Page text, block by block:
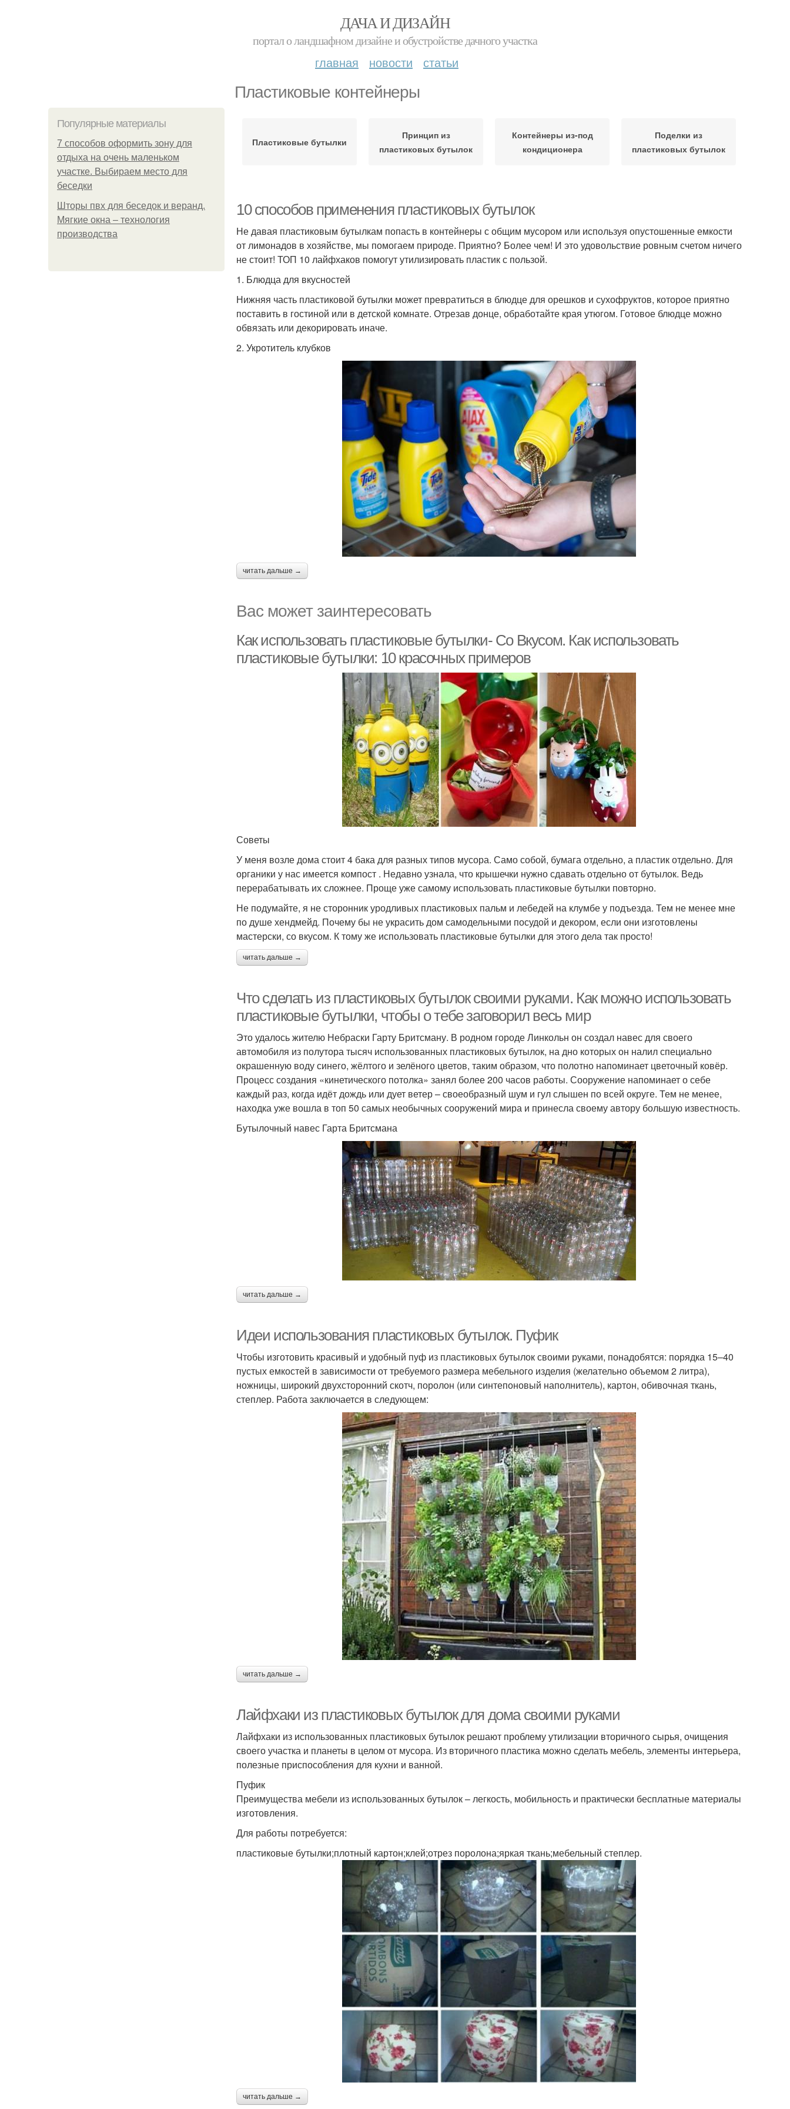
ДАЧА И ДИЗАЙН
портал о ландшафном дизайне и обустройстве дачного участка
главная новости статьи
Пластиковые контейнеры
Популярные материалы
7 способов оформить зону для
отдыха на очень маленьком
участке. Выбираем место для
беседки
Шторы пвх для беседок и веранд.
Мягкие окна – технология
производства
Пластиковые бутылки
Принцип из
пластиковых бутылок
Контейнеры из-под
кондиционера
Поделки из
пластиковых бутылок
10 способов применения пластиковых бутылок
Не давая пластиковым бутылкам попасть в контейнеры с общим мусором или используя опустошенные емкости
от лимонадов в хозяйстве, мы помогаем природе. Приятно? Более чем! И это удовольствие ровным счетом ничего
не стоит! ТОП 10 лайфхаков помогут утилизировать пластик с пользой.
1. Блюдца для вкусностей
Нижняя часть пластиковой бутылки может превратиться в блюдце для орешков и сухофруктов, которое приятно
поставить в гостиной или в детской комнате. Отрезав донце, обработайте края утюгом. Готовое блюдце можно
обвязать или декорировать иначе.
2. Укротитель клубков
читать дальше →
Вас может заинтересовать
Как использовать пластиковые бутылки- Со Вкусом. Как использовать
пластиковые бутылки: 10 красочных примеров
Советы
У меня возле дома стоит 4 бака для разных типов мусора. Само собой, бумага отдельно, а пластик отдельно. Для
органики у нас имеется компост . Недавно узнала, что крышечки нужно сдавать отдельно от бутылок. Ведь
перерабатывать их сложнее. Проще уже самому использовать пластиковые бутылки повторно.
Не подумайте, я не сторонник уродливых пластиковых пальм и лебедей на клумбе у подъезда. Тем не менее мне
по душе хендмейд. Почему бы не украсить дом самодельными посудой и декором, если они изготовлены
мастерски, со вкусом. К тому же использовать пластиковые бутылки для этого дела так просто!
читать дальше →
Что сделать из пластиковых бутылок своими руками. Как можно использовать
пластиковые бутылки, чтобы о тебе заговорил весь мир
Это удалось жителю Небраски Гарту Бритсману. В родном городе Линкольн он создал навес для своего
автомобиля из полутора тысяч использованных пластиковых бутылок, на дно которых он налил специально
окрашенную воду синего, жёлтого и зелёного цветов, таким образом, что полотно напоминает цветочный ковёр.
Процесс создания «кинетического потолка» занял более 200 часов работы. Сооружение напоминает о себе
каждый раз, когда идёт дождь или дует ветер – своеобразный шум и гул слышен по всей округе. Тем не менее,
находка уже вошла в топ 50 самых необычных сооружений мира и принесла своему автору большую известность.
Бутылочный навес Гарта Бритсмана
читать дальше →
Идеи использования пластиковых бутылок. Пуфик
Чтобы изготовить красивый и удобный пуф из пластиковых бутылок своими руками, понадобятся: порядка 15–40
пустых емкостей в зависимости от требуемого размера мебельного изделия (желательно объемом 2 литра),
ножницы, широкий двухсторонний скотч, поролон (или синтепоновый наполнитель), картон, обивочная ткань,
степлер. Работа заключается в следующем:
читать дальше →
Лайфхаки из пластиковых бутылок для дома своими руками
Лайфхаки из использованных пластиковых бутылок решают проблему утилизации вторичного сырья, очищения
своего участка и планеты в целом от мусора. Из вторичного пластика можно сделать мебель, элементы интерьера,
полезные приспособления для кухни и ванной.
Пуфик
Преимущества мебели из использованных бутылок – легкость, мобильность и практически бесплатные материалы
изготовления.
Для работы потребуется:
пластиковые бутылки;плотный картон;клей;отрез поролона;яркая ткань;мебельный степлер.
читать дальше →